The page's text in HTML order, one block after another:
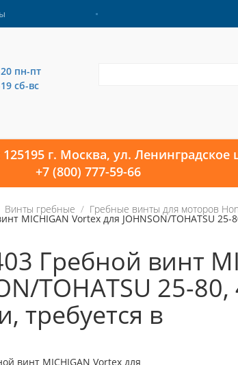
пн-пт
сб-вс
г. Москва, ул. Ленинградское
+7 (800) 777-59-66
Винты гребные Гребные винты для моторов
MICHIGAN Vortex для JOHNSON/TOHATSU 25-
Гребной винт
TOHATSU 25-
требуется в